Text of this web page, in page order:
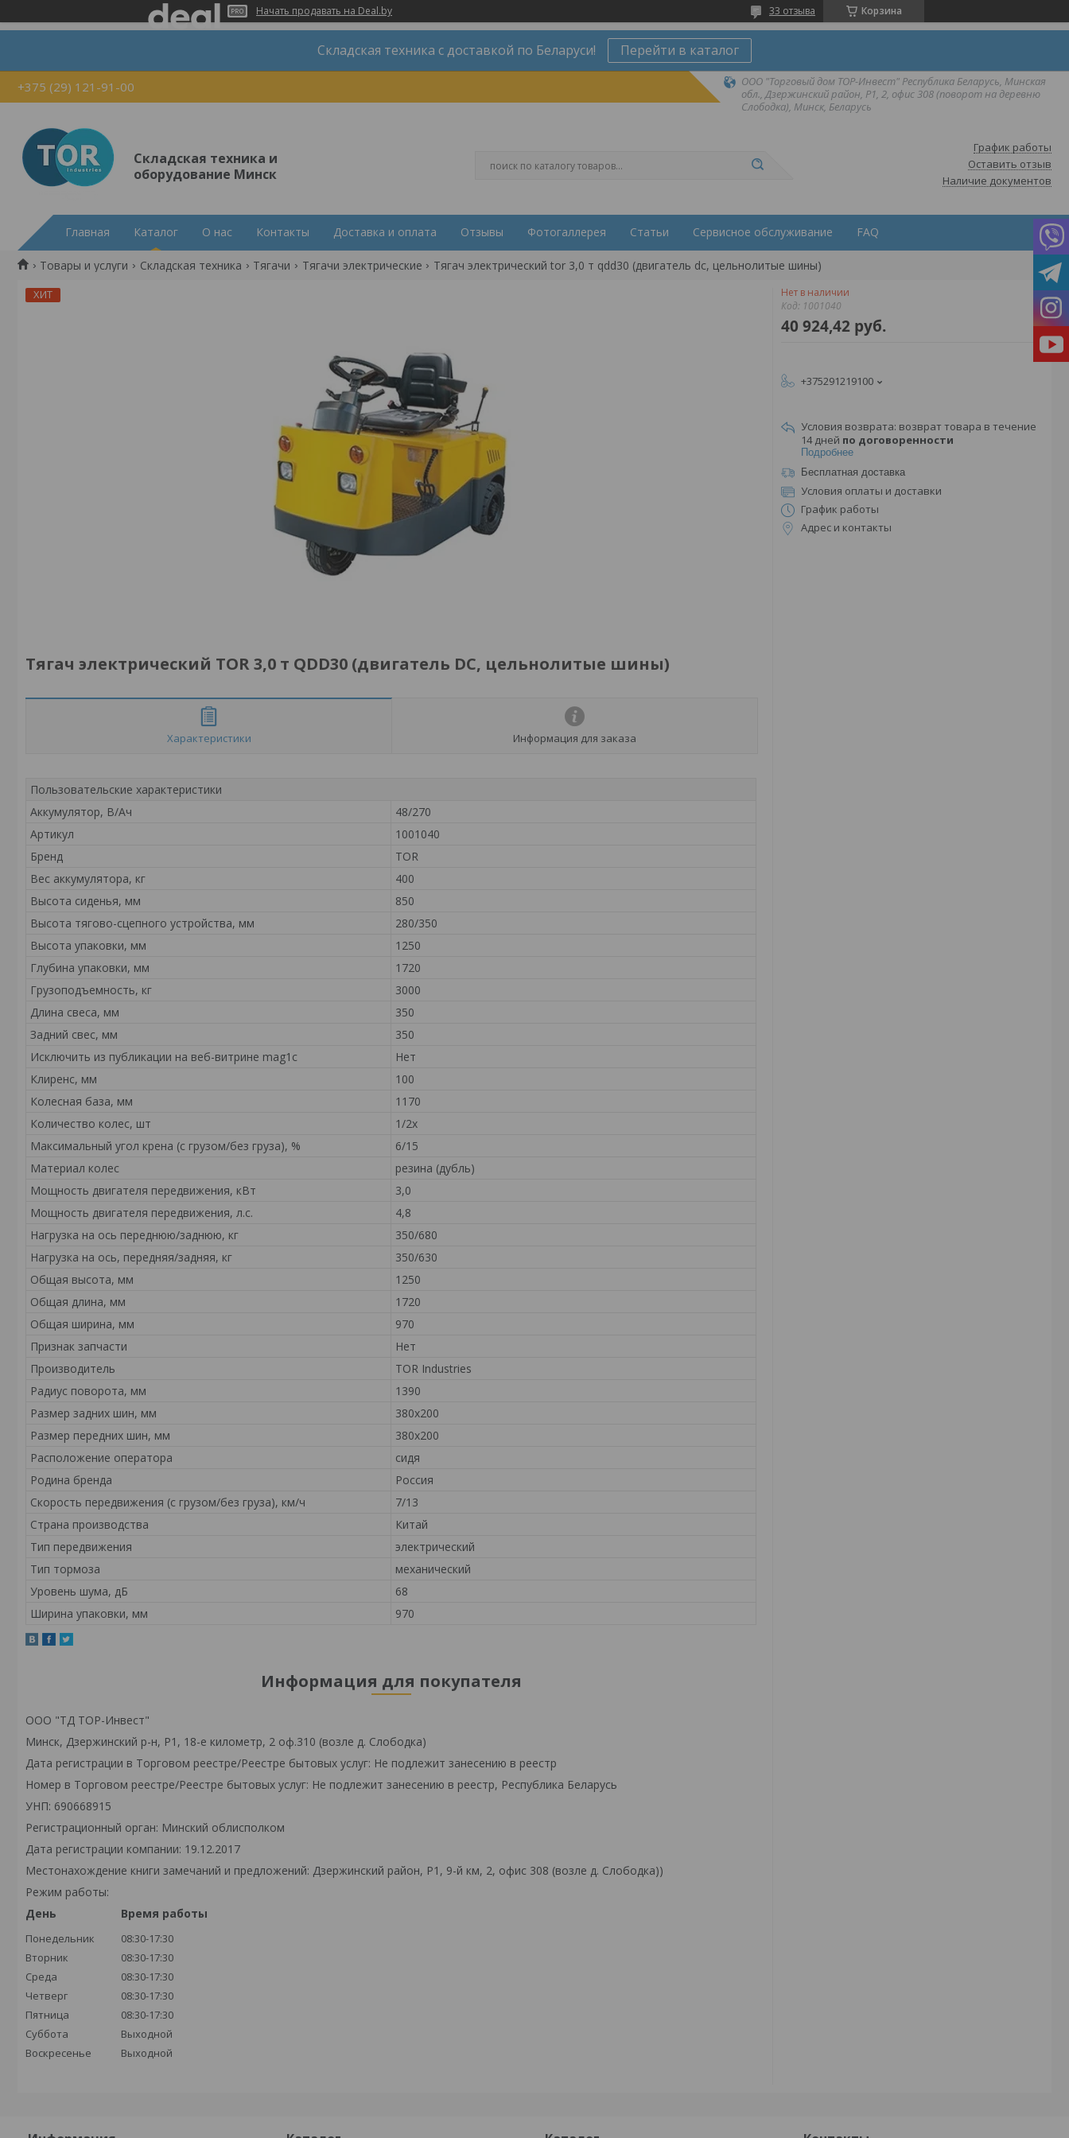
Начать продавать на Deal.by Корзина
33 отзыва
Складская техника с доставкой по Беларуси! Перейти в каталог
+375 (29) 121-91-00
ООО "Торговый дом ТОР-Инвест" Республика Беларусь, Минская
обл., Дзержинский район, Р1, 2, офис 308 (поворот на деревню
Слободка), Минск, Беларусь
Складская техника и
оборудование Минск
График работы
Оставить отзыв
Наличие документов
Главная Каталог О нас Контакты Доставка и оплата Отзывы Фотогаллерея Статьи Сервисное обслуживание FAQ
Товары и услуги Складская техника Тягачи Тягачи электрические Тягач электрический tor 3,0 т qdd30 (двигатель dc, цельнолитые шины)
ХИТ
Тягач электрический TOR 3,0 т QDD30 (двигатель DC, цельнолитые шины)
Характеристики Информация для заказа
Пользовательские характеристики
Аккумулятор, В/Ач
48/270
Артикул
1001040
Бренд
TOR
Вес аккумулятора, кг
400
Высота сиденья, мм
850
Высота тягово-сцепного устройства, мм
280/350
Высота упаковки, мм
1250
Глубина упаковки, мм
1720
Грузоподъемность, кг
3000
Длина свеса, мм
350
Задний свес, мм
350
Исключить из публикации на веб-витрине mag1c
Нет
Клиренс, мм
100
Колесная база, мм
1170
Количество колес, шт
1/2х
Максимальный угол крена (с грузом/без груза), %
6/15
Материал колес
резина (дубль)
Мощность двигателя передвижения, кВт
3,0
Мощность двигателя передвижения, л.с.
4,8
Нагрузка на ось переднюю/заднюю, кг
350/680
Нагрузка на ось, передняя/задняя, кг
350/630
Общая высота, мм
1250
Общая длина, мм
1720
Общая ширина, мм
970
Признак запчасти
Нет
Производитель
TOR Industries
Радиус поворота, мм
1390
Размер задних шин, мм
380х200
Размер передних шин, мм
380х200
Расположение оператора
сидя
Родина бренда
Россия
Скорость передвижения (с грузом/без груза), км/ч
7/13
Страна производства
Китай
Тип передвижения
электрический
Тип тормоза
механический
Уровень шума, дБ
68
Ширина упаковки, мм
970
Информация для покупателя
ООО "ТД ТОР-Инвест"
Минск, Дзержинский р-н, Р1, 18-е километр, 2 оф.310 (возле д. Слободка)
Дата регистрации в Торговом реестре/Реестре бытовых услуг: Не подлежит занесению в реестр
Номер в Торговом реестре/Реестре бытовых услуг: Не подлежит занесению в реестр, Республика Беларусь
УНП: 690668915
Регистрационный орган: Минский облисполком
Дата регистрации компании: 19.12.2017
Местонахождение книги замечаний и предложений: Дзержинский район, Р1, 9-й км, 2, офис 308 (возле д. Слободка))
Режим работы:
День
Время работы
Понедельник
08:30-17:30
Вторник
08:30-17:30
Среда
08:30-17:30
Четверг
08:30-17:30
Пятница
08:30-17:30
Суббота
Выходной
Воскресенье
Выходной
Нет в наличии
Код: 1001040
40 924,42 руб.
+375291219100
возврат товара в течение
14 дней по договоренности
Подробнее
Бесплатная доставка
Условия оплаты и доставки
График работы
Адрес и контакты